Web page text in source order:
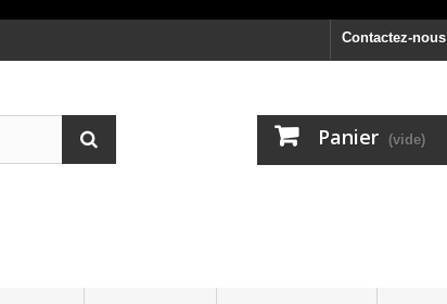
Contactez-nous
Panier (vide)